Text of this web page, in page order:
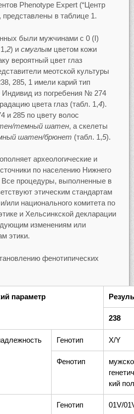
Phenotype Expert (“Центр
в таблице 1.
были мужчинами с 0 (I)
2) и смуглымцветом кожи
вероятный цвет глаз
меотской культуры
285, 1 имели карий тип
Индивид из погребения № 274
цвета глаз (табл. 1,4).
285 по цвету волос
темный шатен, а скелеты
шатен/брюнет (табл. 1,5).
археологические и
по населению Нижнего
Все процедуры, выполненные в
этическим стандартам
или национального комитета по
и Хельсинкской декларации
изменениям или
этики.
фенотипических
параметр
238
Генотип X/Y
Фенотип
кий пол
Генотип 01V/